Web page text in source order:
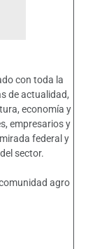
con toda la
de actualidad,
economía y
empresarios y
federal y
sector.
agro